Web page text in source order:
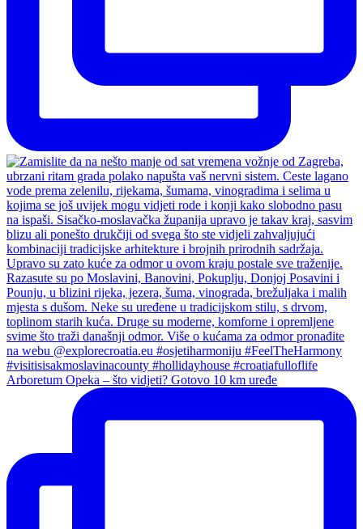
Arboretum Opeka – što vidjeti? Gotovo 10 km uređe